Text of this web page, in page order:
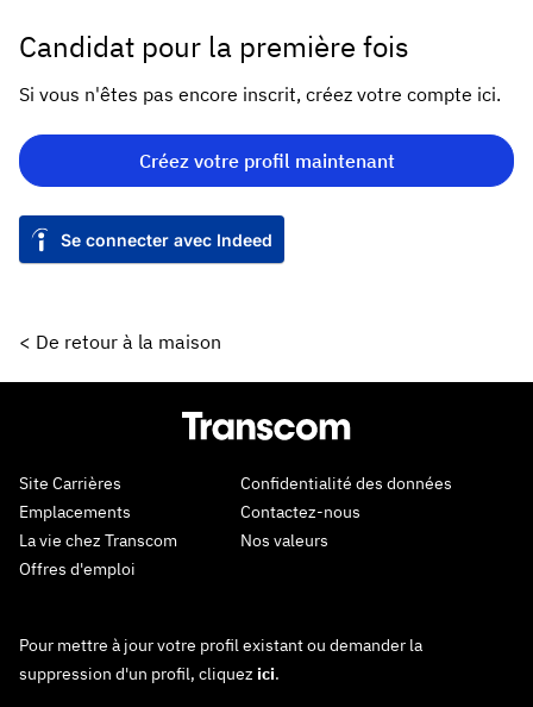
Candidat pour la première fois
Si vous n'êtes pas encore inscrit, créez votre compte ici.
Créez votre profil maintenant
Se connecter avec Indeed
< De retour à la maison
Site Carrières
Emplacements
La vie chez Transcom
Offres d'emploi
Confidentialité des données
Contactez-nous
Nos valeurs
Pour mettre à jour votre profil existant ou demander la
suppression d'un profil, cliquez ici.